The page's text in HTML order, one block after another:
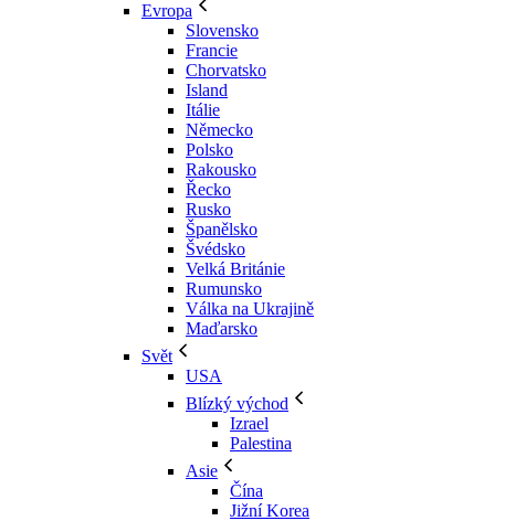
Evropa
Slovensko
Francie
Chorvatsko
Island
Itálie
Německo
Polsko
Rakousko
Řecko
Rusko
Španělsko
Švédsko
Velká Británie
Rumunsko
Válka na Ukrajině
Maďarsko
Svět
USA
Blízký východ
Izrael
Palestina
Asie
Čína
Jižní Korea